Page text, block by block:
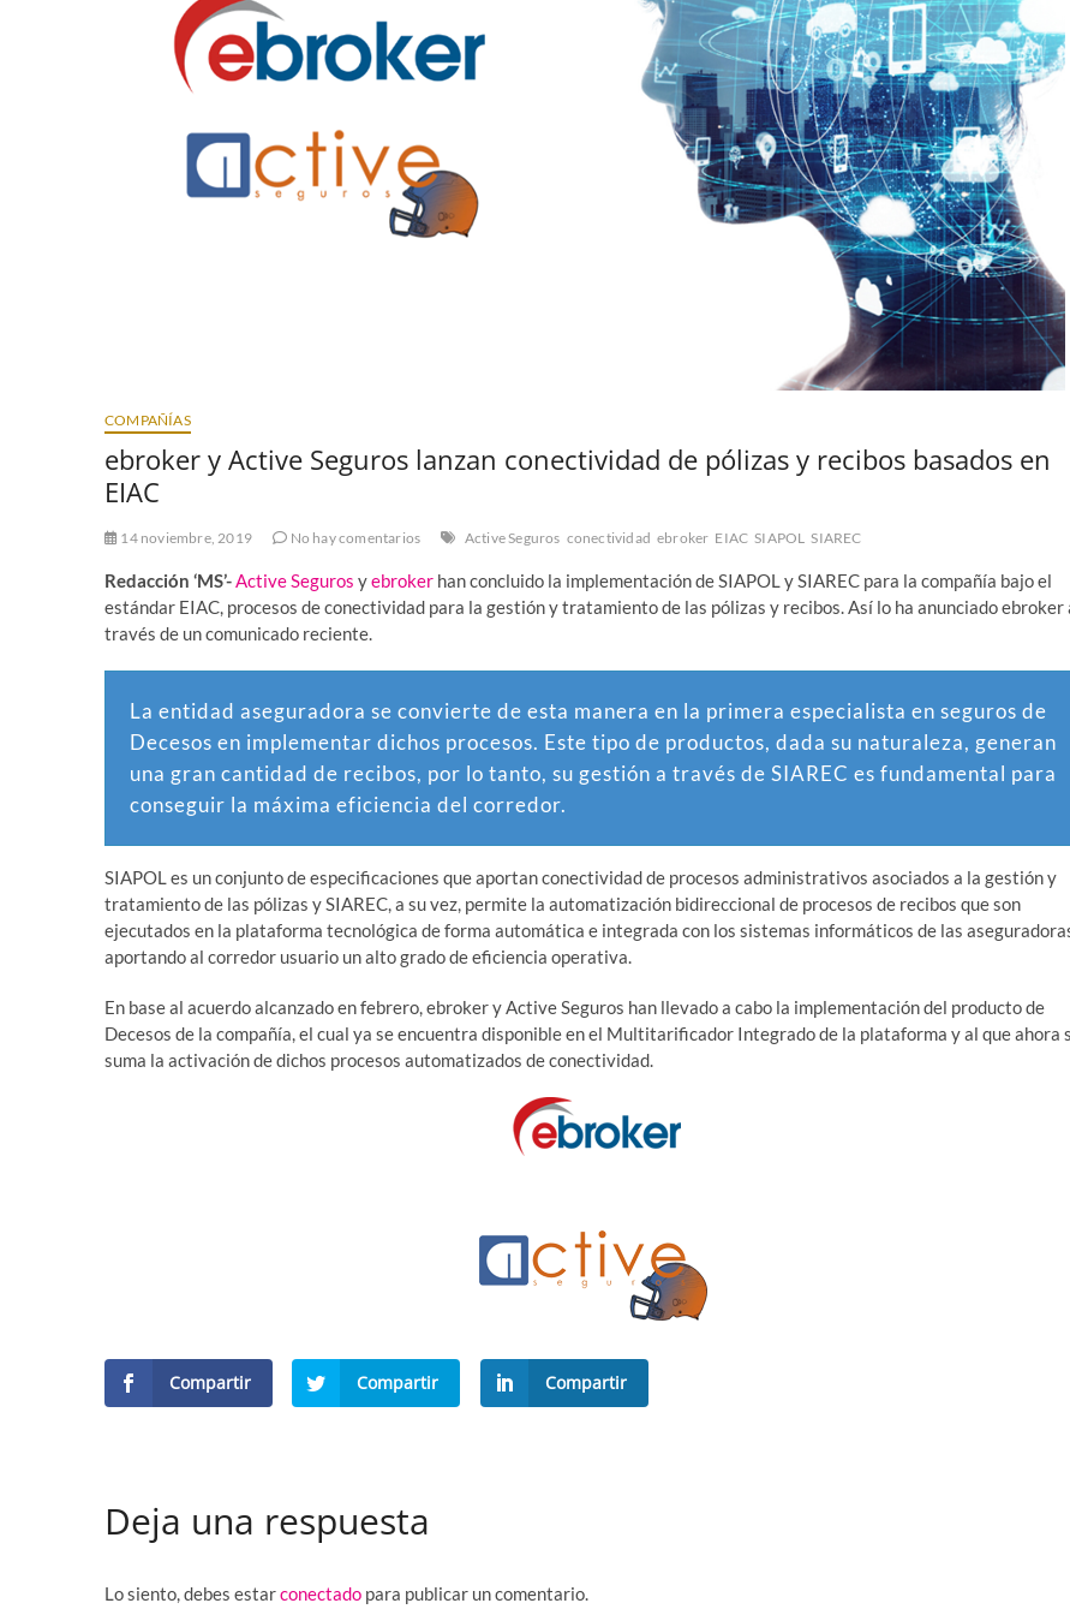
COMPAÑÍAS
ebroker y Active Seguros lanzan conectividad de pólizas y recibos basados en
EIAC
14 noviembre, 2019 No hay comentarios Active Seguros conectividad ebroker EIAC SIAPOL SIAREC
Redacción ‘MS’-Active Seguros yebroker han concluido la implementación de SIAPOL y SIAREC para la compañía bajo el
estándar EIAC, procesos de conectividad para la gestión y tratamiento de las pólizas y recibos. Así lo ha anunciado ebroker
través de un comunicado reciente.
La entidad aseguradora se convierte de esta manera en la primera especialista en seguros de
Decesos en implementar dichos procesos. Este tipo de productos, dada su naturaleza, generan
una gran cantidad de recibos, por lo tanto, su gestión a través de SIAREC es fundamental para
conseguir la máxima eficiencia del corredor.
SIAPOL es un conjunto de especificaciones que aportan conectividad de procesos administrativos asociados a la gestión y
tratamiento de las pólizas y SIAREC, a su vez, permite la automatización bidireccional de procesos de recibos que son
ejecutados en la plataforma tecnológica de forma automática e integrada con los sistemas informáticos de las
aportando al corredor usuario un alto grado de eficiencia operativa.
En base al acuerdo alcanzado en febrero, ebroker y Active Seguros han llevado a cabo la implementación del producto de
Decesos de la compañía, el cual ya se encuentra disponible en el Multitarificador Integrado de la plataforma y al que ahora
suma la activación de dichos procesos automatizados de conectividad.
Compartir Compartir Compartir
Deja una respuesta
Lo siento, debes estarconectado para publicar un comentario.